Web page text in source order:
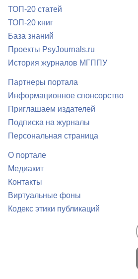
ТОП-20 статей
ТОП-20 книг
База знаний
Проекты PsyJournals.ru
История журналов МГППУ
Партнеры портала
Информационное спонсорство
Приглашаем издателей
Подписка на журналы
Персональная страница
О портале
Медиакит
Контакты
Виртуальные фоны
Кодекс этики публикаций